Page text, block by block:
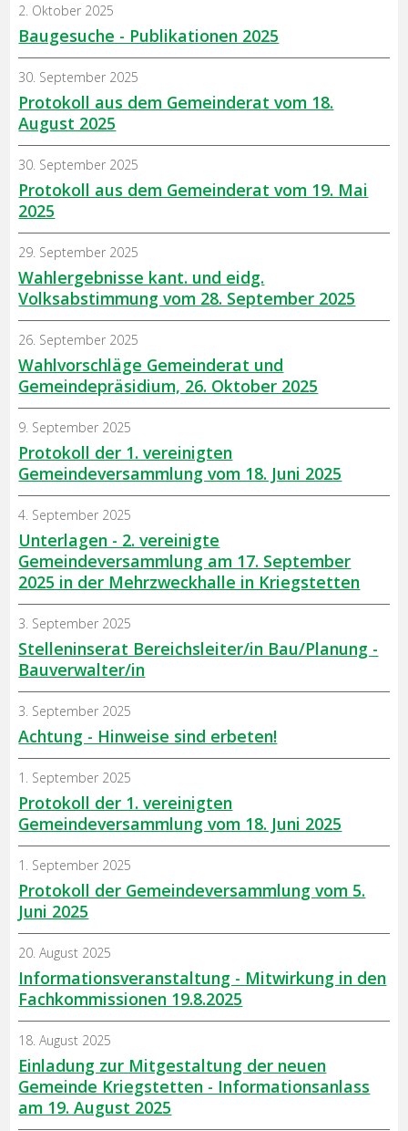
Baugesuche - Publikationen 2025
2. Oktober 2025
Protokoll aus dem Gemeinderat vom 18.
August 2025
30. September 2025
Protokoll aus dem Gemeinderat vom 19. Mai
2025
30. September 2025
Wahlergebnisse kant. und eidg.
Volksabstimmung vom 28. September 2025
29. September 2025
Wahlvorschläge Gemeinderat und
Gemeindepräsidium, 26. Oktober 2025
26. September 2025
Protokoll der 1. vereinigten
Gemeindeversammlung vom 18. Juni 2025
9. September 2025
Unterlagen - 2. vereinigte
Gemeindeversammlung am 17. September
2025 in der Mehrzweckhalle in Kriegstetten
4. September 2025
Stelleninserat Bereichsleiter/in Bau/Planung -
Bauverwalter/in
3. September 2025
Achtung - Hinweise sind erbeten!
3. September 2025
Protokoll der 1. vereinigten
Gemeindeversammlung vom 18. Juni 2025
1. September 2025
Protokoll der Gemeindeversammlung vom 5.
Juni 2025
1. September 2025
Informationsveranstaltung - Mitwirkung in den
Fachkommissionen 19.8.2025
20. August 2025
Einladung zur Mitgestaltung der neuen
Gemeinde Kriegstetten - Informationsanlass
am 19. August 2025
18. August 2025